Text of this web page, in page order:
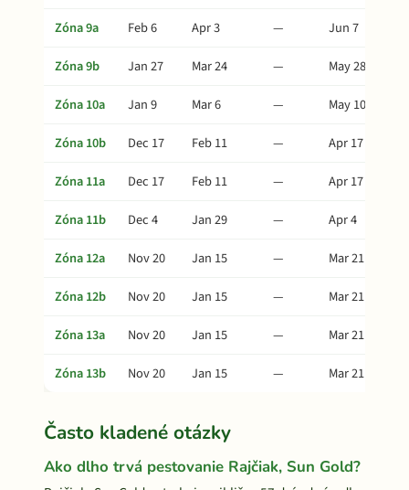
Zóna 9a
Feb 6 Apr 3 —
Jun 7
Zóna 9b
Jan 27 Mar 24 —
May 28
Zóna 10a
Jan 9 Mar 6 —
May 10
Zóna 10b
Dec 17 Feb 11 —
Apr 17
Zóna 11a
Dec 17 Feb 11 —
Apr 17
Zóna 11b
Dec 4 Jan 29 —
Apr 4
Zóna 12a
Nov 20 Jan 15 —
Mar 21
Zóna 12b
Nov 20 Jan 15 —
Mar 21
Zóna 13a
Nov 20 Jan 15 —
Mar 21
Zóna 13b
Nov 20 Jan 15 — Mar 21
Často kladené otázky
Ako dlho trvá pestovanie Rajčiak, Sun Gold?